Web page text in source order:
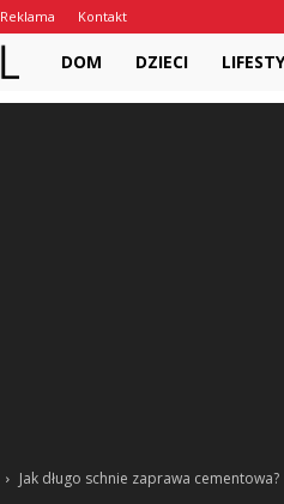
Reklama Kontakt
PariPari.pl
DOM DZIECI
Jak długo schnie zaprawa cementowa?